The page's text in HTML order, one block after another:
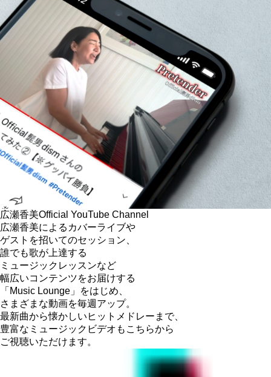
広瀬香美Official YouTube Channel
広瀬香美によるカバーライブや
ゲストを招いてのセッション、
誰でも歌が上達する
ミュージックレッスンなど
幅広いコンテンツをお届けする
「Music Lounge」をはじめ、
さまざまな動画を毎週アップ。
最新曲から懐かしいヒットメドレーまで、
豊富なミュージックビデオもこちらから
ご視聴いただけます。